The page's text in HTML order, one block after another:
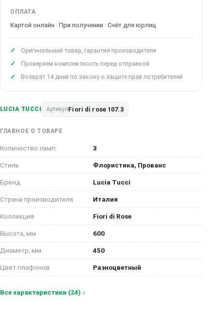
LUCIA TUCCI АртикулFiori di rose 107.3
ГЛАВНОЕ О ТОВАРЕ
Количество ламп 3
Стиль Флористика, Прованс
Бренд Lucia Tucci
Страна производителя Италия
Коллекция Fiori di Rose
Высота, мм 600
Диаметр, мм 450
Цвет плафонов Разноцветный
Все характеристики (24) ↓
ОПЛАТА
Картой онлайн · При получении · Счёт для юрлиц
Оригинальный товар, гарантия производителя
Проверяем комплектность перед отправкой
Возврат 14 дней по закону о защите прав потребителей